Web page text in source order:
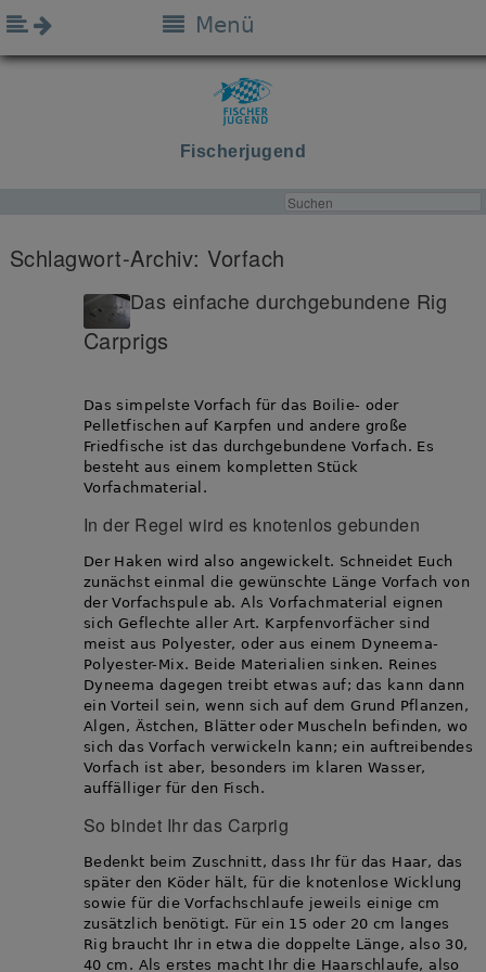
Fischerjugend
Menü
Schlagwort-Archiv: Vorfach
Carprigs
Das einfache durchgebundene Rig
Das simpelste Vorfach für das Boilie- oder
Pelletfischen auf Karpfen und andere große
Friedfische ist das durchgebundene Vorfach. Es
besteht aus einem kompletten Stück
Vorfachmaterial.
In der Regel wird es knotenlos gebunden
Der Haken wird also angewickelt. Schneidet Euch
zunächst einmal die gewünschte Länge Vorfach von
der Vorfachspule ab. Als Vorfachmaterial eignen
sich Geflechte aller Art. Karpfenvorfächer sind
meist aus Polyester, oder aus einem Dyneema-
Polyester-Mix. Beide Materialien sinken. Reines
Dyneema dagegen treibt etwas auf; das kann dann
ein Vorteil sein, wenn sich auf dem Grund Pflanzen,
Algen, Ästchen, Blätter oder Muscheln befinden, wo
sich das Vorfach verwickeln kann; ein auftreibendes
Vorfach ist aber, besonders im klaren Wasser,
auffälliger für den Fisch.
So bindet Ihr das Carprig
Bedenkt beim Zuschnitt, dass Ihr für das Haar, das
später den Köder hält, für die knotenlose Wicklung
sowie für die Vorfachschlaufe jeweils einige cm
zusätzlich benötigt. Für ein 15 oder 20 cm langes
Rig braucht Ihr in etwa die doppelte Länge, also 30,
40 cm. Als erstes macht Ihr die Haarschlaufe, also